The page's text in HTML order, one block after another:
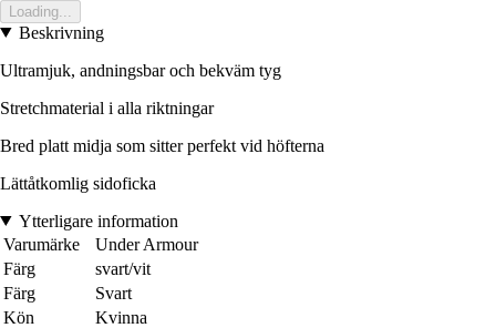
Loading...
Beskrivning
Ultramjuk, andningsbar och bekväm tyg
Stretchmaterial i alla riktningar
Bred platt midja som sitter perfekt vid höfterna
Lättåtkomlig sidoficka
Ytterligare information
Varumärke
Under Armour
Färg
svart/vit
Färg
Svart
Kön
Kvinna